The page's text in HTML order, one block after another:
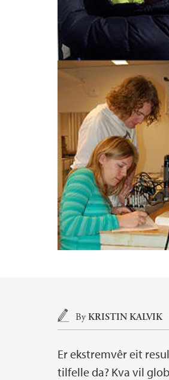
Main content
ByKRISTIN KALVIK
Er ekstremvêr eit
tilfelle da? Kva vil